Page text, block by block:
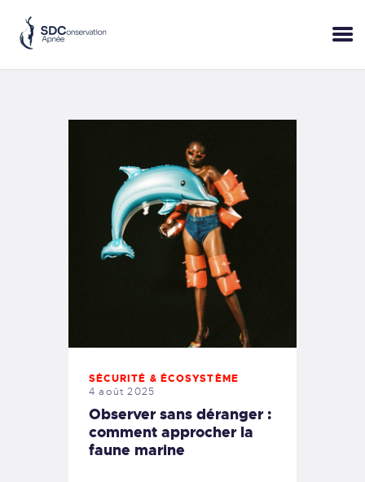
ACCUEIL
PRATIQUE
BLOP!
A PROPOS
BONS CADEAUX
RÉSERVER
+33 (6) 95 50 18 95
SÉCURITÉ & ÉCOSYSTÈME
4 août 2025
Observer sans déranger :
comment approcher la
faune marine